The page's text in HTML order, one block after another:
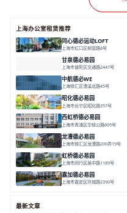
上海办公室租赁推荐
同心德必运动LOFT
上海市虹口区柳营路8号
甘泉德必易园
上海市普陀区交通路2447号
中航德必WE
上海徐汇区漕溪北路45号
昭化德必易园
上海市长宁区昭化路357号
西虹桥德必易园
上海市青浦区华徐公路605号
龙漕德必易园
上海市徐汇区龙漕路200弄19号
虹桥德必易园
上海市闵行区吴中路1189号
嘉加德必易园
上海市嘉定区环城路2390号
最新文章